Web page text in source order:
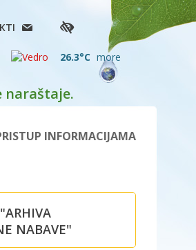
26.3°C more
naraštaje.
INFORMACIJAMA
NABAVE"